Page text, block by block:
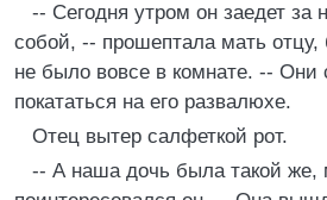
-- Сегодня утром он заедет за
собой, -- прошептала мать
не было вовсе в комнате. -- Они
покататься на его развалюхе.
Отец вытер салфеткой рот.
-- А наша дочь была такой же,